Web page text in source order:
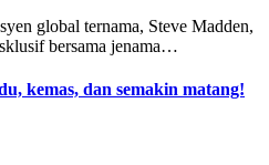
global ternama, Steve Madden,
bersama jenama…
kemas, dan semakin matang!